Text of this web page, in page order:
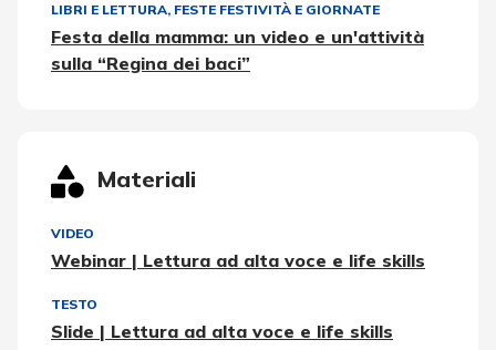
LIBRI E LETTURA, FESTE FESTIVITÀ E GIORNATE
Festa della mamma: un video e un'attività
sulla “Regina dei baci”
Materiali
VIDEO
Webinar | Lettura ad alta voce e life skills
TESTO
Slide | Lettura ad alta voce e life skills